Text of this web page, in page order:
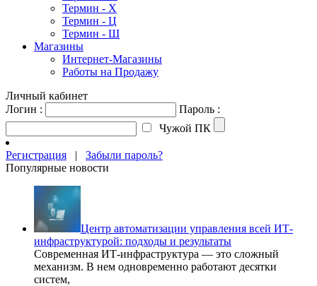
Термин - Х
Термин - Ц
Термин - Ш
Магазины
Интернет-Магазины
Работы на Продажу
Личный кабинет
Логин :
Пароль :
Чужой ПК
Регистрация | Забыли пароль?
Популярные новости
Центр автоматизации управления всей ИТ-
инфраструктурой: подходы и результаты
Современная ИТ-инфраструктура — это сложный
механизм. В нем одновременно работают десятки
систем,